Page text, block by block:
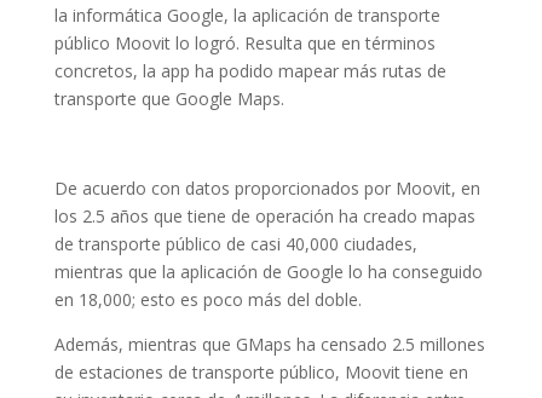
la informática Google, la aplicación de transporte
público Moovit lo logró. Resulta que en términos
concretos, la app ha podido mapear más rutas de
transporte que Google Maps.
De acuerdo con datos proporcionados por Moovit, en
los 2.5 años que tiene de operación ha creado mapas
de transporte público de casi 40,000 ciudades,
mientras que la aplicación de Google lo ha conseguido
en 18,000; esto es poco más del doble.
Además, mientras que GMaps ha censado 2.5 millones
de estaciones de transporte público, Moovit tiene en